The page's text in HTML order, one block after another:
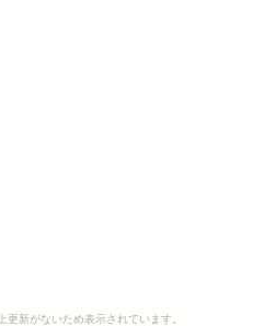
新がないため表示されています。